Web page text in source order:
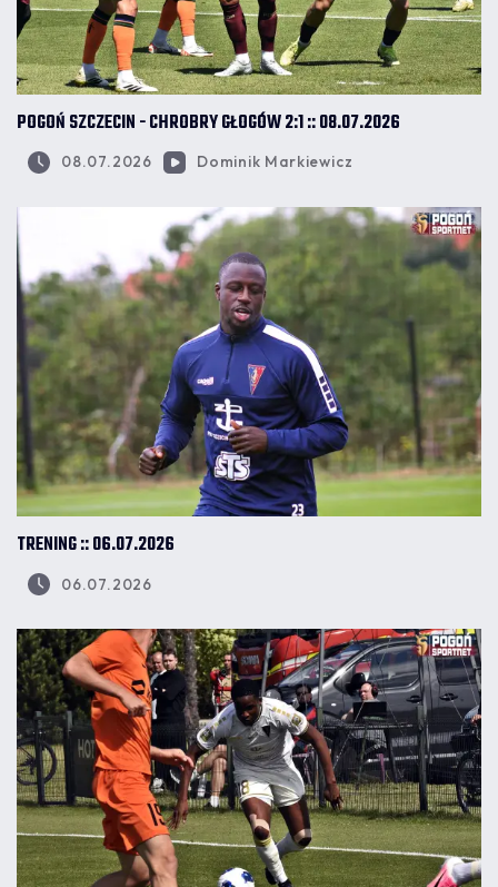
POGOŃ SZCZECIN - CHROBRY GŁOGÓW 2:1 :: 08.07.2026
08.07.2026 Dominik Markiewicz
TRENING :: 06.07.2026
06.07.2026